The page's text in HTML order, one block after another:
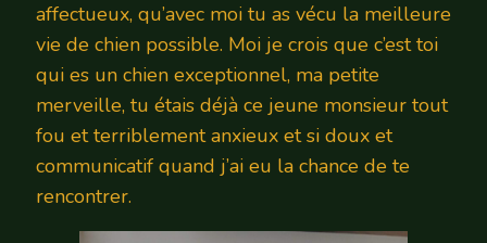
affectueux, qu’avec moi tu as vécu la meilleure
vie de chien possible. Moi je crois que c’est toi
qui es un chien exceptionnel, ma petite
merveille, tu étais déjà ce jeune monsieur tout
fou et terriblement anxieux et si doux et
communicatif quand j’ai eu la chance de te
rencontrer.